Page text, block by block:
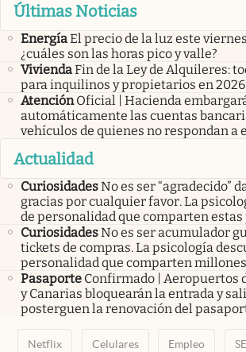
Últimas Noticias
EnergíaEl precio de la luz este
¿cuáles son las horas pico y valle?
ViviendaFin de la Ley de Alquileres:
para inquilinos y propietarios en 2026
Atención Oficial | Hacienda
automáticamente las cuentas
vehículos de quienes no respondan a
Actualidad
CuriosidadesNo es ser “agradecido”
gracias por cualquier favor. La
de personalidad que comparten estas
CuriosidadesNo es ser acumulador
tickets de compras. La psicología
personalidad que comparten
Pasaporte Confirmado | Aeropuertos
y Canarias bloquearán la entrada y
posterguen la renovación del
Netflix Celulares Empleo